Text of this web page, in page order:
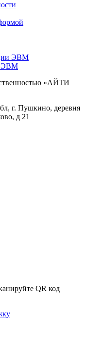
ЭВМ
ЭВМ
«АЙТИ
г. Пушкино, деревня
д 21
QR код